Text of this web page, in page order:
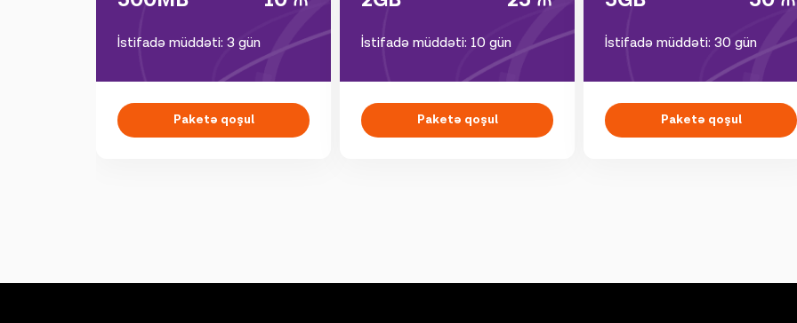
İstifadə müddəti: 3 gün
Paketə qoşul
İstifadə müddəti: 10 gün
Paketə qoşul
İstifadə müddəti: 30 gün
Paketə qoşul